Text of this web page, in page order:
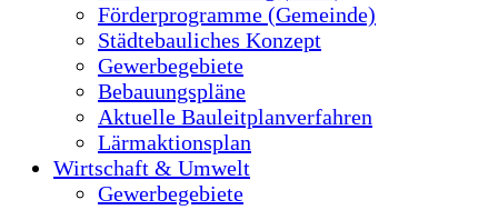
Förderprogramme (Gemeinde)
Städtebauliches Konzept
Gewerbegebiete
Bebauungspläne
Aktuelle Bauleitplanverfahren
Lärmaktionsplan
Wirtschaft & Umwelt
Gewerbegebiete